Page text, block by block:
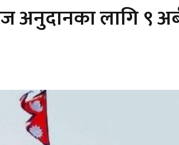
अनुदानका लागि ९